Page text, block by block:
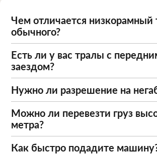
Чем отличается низкорамный
обычного?
Есть ли у вас тралы с
заездом?
Нужно ли разрешение на
Можно ли перевезти груз
метра?
Как быстро подадите